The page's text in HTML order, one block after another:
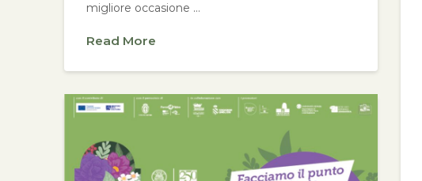
migliore occasione …
Read More